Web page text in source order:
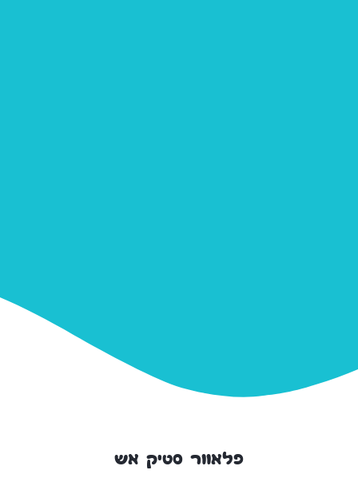
פלאוור סטיק אש